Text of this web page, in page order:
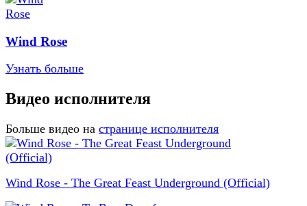
Wind Rose
Узнать больше
Видео исполнителя
Больше видео на странице исполнителя
Wind Rose - The Great Feast Underground (Official)